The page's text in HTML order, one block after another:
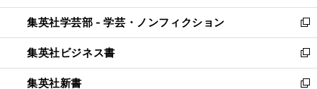
開
く
ウ
で
開
く
ン
ド
ウ
で
開
く
ウ
ィ
ン
ド
ウ
で
集英社学芸部 - 学芸・ノンフィクション
新
し
い
ウ
ィ
集英社ビジネス書
新
し
い
集英社新書
新